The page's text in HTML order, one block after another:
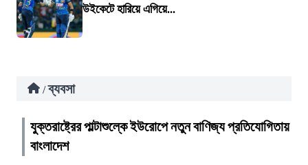
উইকেটে হারিয়ে এগিয়ে...
/ ব্যবসা
যুক্তরাষ্ট্রের পাল্টাশুল্কে ইউরোপে নতুন বাণিজ্য প্রতিযোগিতায়
বাংলাদেশ